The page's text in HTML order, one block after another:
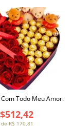
R$ 170,81
Todo Meu Amor.